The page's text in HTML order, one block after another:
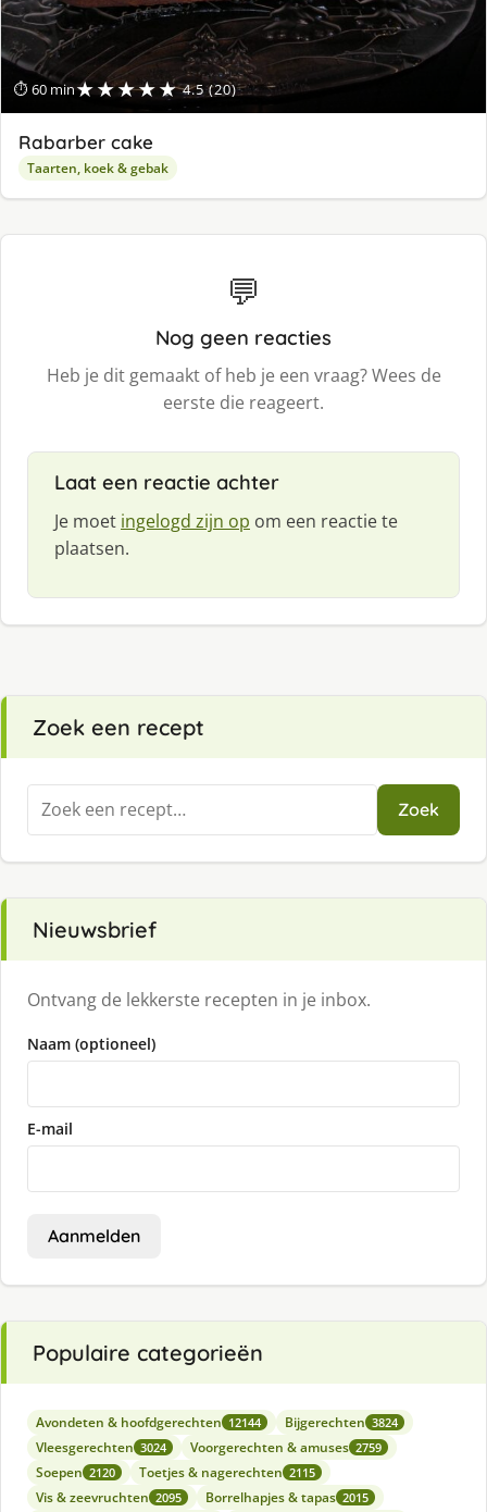
⏱ 60 min★★★★★ 4.5 (20)
Rabarber cake
Taarten, koek & gebak
💬
Nog geen reacties
Heb je dit gemaakt of heb je een vraag? Wees de
eerste die reageert.
Laat een reactie achter
Je moet ingelogd zijn op om een reactie te
plaatsen.
Zoek een recept
Zoeken
naar:
Zoek
Nieuwsbrief
Ontvang de lekkerste recepten in je inbox.
Naam (optioneel)
E-mail
Aanmelden
Populaire categorieën
Avondeten & hoofdgerechten 12144 Bijgerechten 3824
Vleesgerechten 3024 Voorgerechten & amuses 2759
Soepen 2120 Toetjes & nagerechten 2115
Vis & zeevruchten 2095 Borrelhapjes & tapas 2015